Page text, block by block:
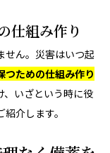
仕組み作り
せん。災害はいつ起
つための仕組み作り
、いざという時に役
介します。